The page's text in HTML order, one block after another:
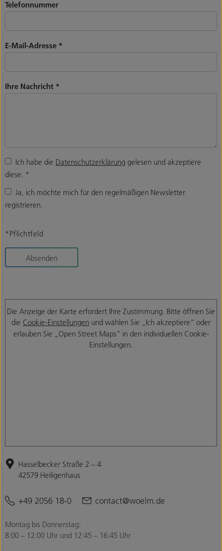
Telefonnummer
E-Mail-Adresse *
Ihre Nachricht *
Ich habe die Datenschutzerklärung gelesen und akzeptiere
diese. *
Ja, ich möchte mich für den regelmäßigen Newsletter
registrieren.
*Pflichtfeld
Absenden
Die Anzeige der Karte erfordert Ihre Zustimmung. Bitte öffnen Sie
die Cookie-Einstellungen und wählen Sie „Ich akzeptiere“ oder
erlauben Sie „Open Street Maps“ in den individuellen Cookie-
Einstellungen.
Hasselbecker Straße 2 – 4
42579 Heiligenhaus
+49 2056 18-0 contact@woelm.de
Montag bis Donnerstag:
8:00 – 12:00 Uhr und 12:45 – 16:45 Uhr